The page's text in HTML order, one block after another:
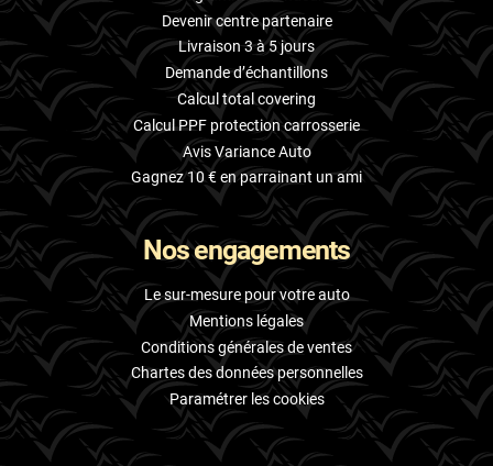
Devenir centre partenaire
Livraison 3 à 5 jours
Demande d’échantillons
Calcul total covering
Calcul PPF protection carrosserie
Avis Variance Auto
Gagnez 10 € en parrainant un ami
Nos engagements
Le sur-mesure pour votre auto
Mentions légales
Conditions générales de ventes
Chartes des données personnelles
Paramétrer les cookies